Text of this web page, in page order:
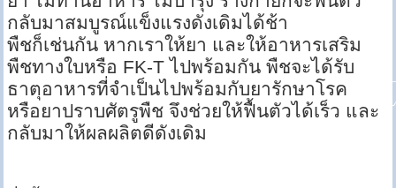
กลับมาสมบูรณ์แข็งแรงดังเดิมได้ช้า
พืชก็เช่นกัน หากเราให้ยา และให้อาหารเสริม
พืชทางใบหรือ FK-T ไปพร้อมกัน พืชจะได้รับ
ธาตุอาหารที่จำเป็นไปพร้อมกับยารักษาโรค
หรือยาปราบศัตรูพืช จึงช่วยให้ฟื้นตัวได้เร็ว และ
กลับมาให้ผลผลิตดีดังเดิม